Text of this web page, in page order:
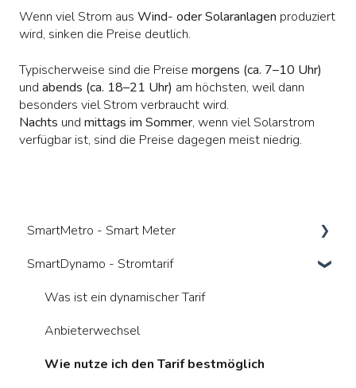
Wenn viel Strom aus Wind- oder Solaranlagen produziert
wird, sinken die Preise deutlich.
Typischerweise sind die Preise morgens (ca. 7–10 Uhr)
und abends (ca. 18–21 Uhr) am höchsten, weil dann
besonders viel Strom verbraucht wird.
Nachts und mittags im Sommer, wenn viel Solarstrom
verfügbar ist, sind die Preise dagegen meist niedrig.
SmartMetro - Smart Meter
Was ist ein Smart Meter
Vorteile
Wer kümmert sich um was
Gesetzliche Anforderungen
SmartDynamo - Stromtarif
Was ist ein dynamischer Tarif
Anbieterwechsel
Wie nutze ich den Tarif bestmöglich